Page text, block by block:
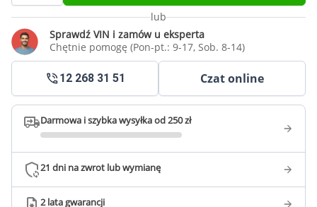
lub
Sprawdź VIN i zamów u eksperta
Chętnie pomogę (Pon-pt.: 9-17, Sob. 8-14)
12 268 31 51 Czat online
Darmowa i szybka wysyłka od 250 zł
21 dni na zwrot lub wymianę
2 lata gwarancji